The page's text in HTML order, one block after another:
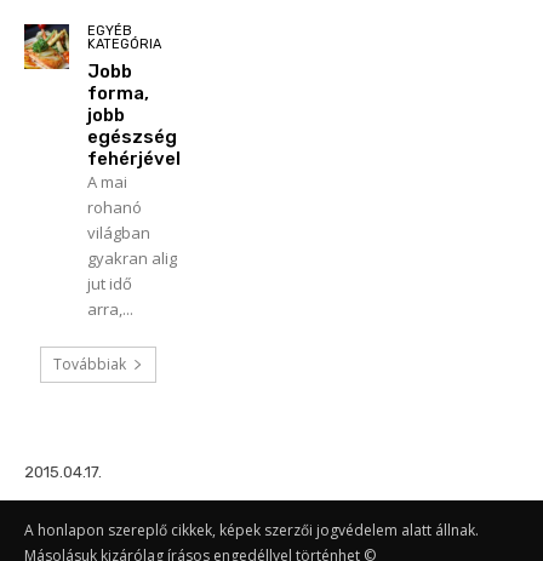
EGYÉB
KATEGÓRIA
Jobb
forma,
jobb
egészség
fehérjével
A mai
rohanó
világban
gyakran alig
jut idő
arra,...
Továbbiak
2015.04.17.
A honlapon szereplő cikkek, képek szerzői jogvédelem alatt állnak.
Másolásuk kizárólag írásos engedéllyel történhet ©